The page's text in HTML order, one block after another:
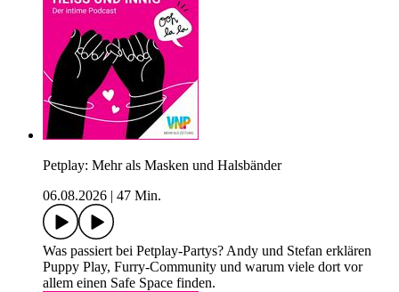
Petplay: Mehr als Masken und Halsbänder
06.08.2026
47 Min.
Was passiert bei Petplay-Partys? Andy und Stefan erklären
Puppy Play, Furry-Community und warum viele dort vor
allem einen Safe Space finden.